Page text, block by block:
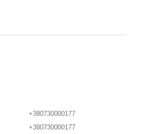
+380730000177
+380730000177